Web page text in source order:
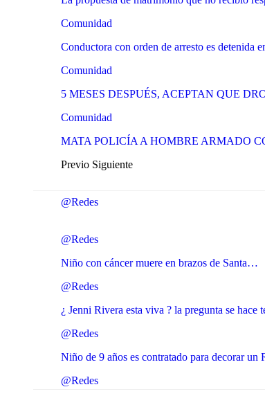
Comunidad
Conductora con orden de arresto es detenida
Comunidad
5 MESES DESPUÉS, ACEPTAN QUE
Comunidad
MATA POLICÍA A HOMBRE ARMADO
Previo Siguiente
@Redes
@Redes
Niño con cáncer muere en brazos de Santa…
@Redes
¿ Jenni Rivera esta viva ? la pregunta se hace
@Redes
Niño de 9 años es contratado para decorar un
@Redes